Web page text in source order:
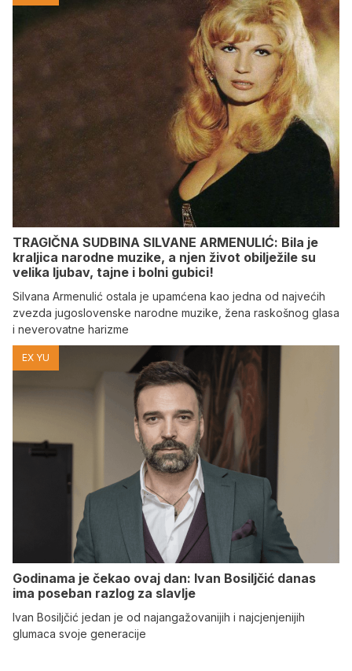
TRAGIČNA SUDBINA SILVANE ARMENULIĆ: Bila je
kraljica narodne muzike, a njen život obilježile su
velika ljubav, tajne i bolni gubici!
Silvana Armenulić ostala je upamćena kao jedna od najvećih
zvezda jugoslovenske narodne muzike, žena raskošnog glasa
i neverovatne harizme
EX YU
Godinama je čekao ovaj dan: Ivan Bosiljčić danas
ima poseban razlog za slavlje
Ivan Bosiljčić jedan je od najangažovanijih i najcjenjenijih
glumaca svoje generacije